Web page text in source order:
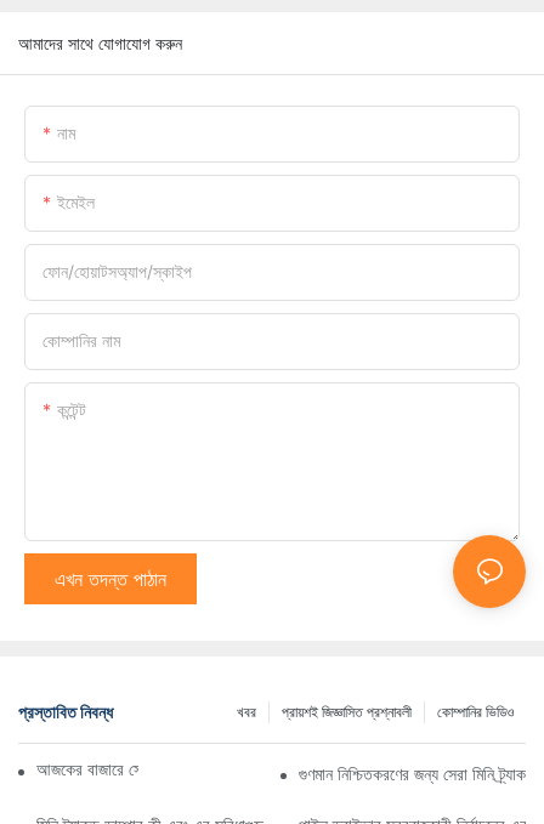
আমাদের সাথে যোগাযোগ করুন
নাম
ইমেইল
ফোন/হোয়াটসঅ্যাপ/স্কাইপ
কোম্পানির নাম
কন্টেন্ট
এখন তদন্ত পাঠান
প্রস্তাবিত নিবন্ধ কোম্পানির ভিডিও
প্রায়শই জিজ্ঞাসিত প্রশ্নাবলী
খবর
আজকের বাজারে সেরা ট্র্যাকড ডাম্প ট্রাক গুণমান নিশ্চিতকরণের জন্য সেরা মিনি